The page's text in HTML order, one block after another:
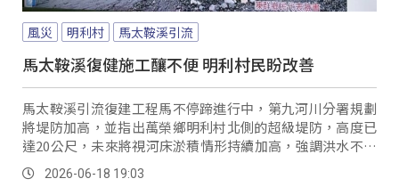
風災 明利村 馬太鞍溪引流
馬太鞍溪復健施工釀不便 明利村民盼改善
馬太鞍溪引流復建工程馬不停蹄進行中，第九河川分署規劃
將堤防加高，並指出萬榮鄉明利村北側的超級堤防，高度已
達20公尺，未來將視河床淤積情形持續加高，強調洪水不會
由此引流進入部落。
2026-06-18 19:03